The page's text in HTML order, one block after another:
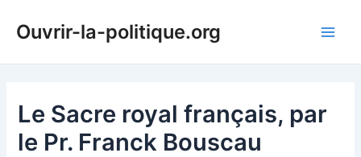
Ouvrir-la-politique.org
Le Sacre royal français, par
le Pr. Franck Bouscau